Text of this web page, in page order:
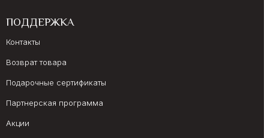
ПОДДЕРЖКА
Контакты
Возврат товара
Подарочные сертификаты
Партнерская программа
Акции